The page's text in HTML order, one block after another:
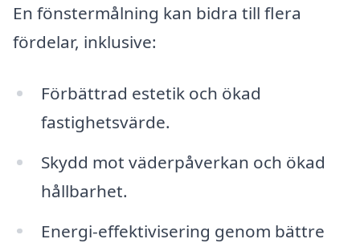
En fönstermålning kan bidra till flera
fördelar, inklusive:
Förbättrad estetik och ökad
fastighetsvärde.
Skydd mot väderpåverkan och ökad
hållbarhet.
Energi-effektivisering genom bättre